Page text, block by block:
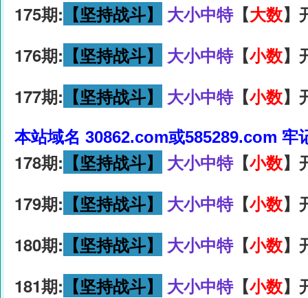
175期: 【坚持战斗】 大小中特【大数】
176期: 【坚持战斗】 大小中特【小数】
177期: 【坚持战斗】 大小中特【小数】
本站域名 30862.com或585289.com 牢
178期: 【坚持战斗】 大小中特【小数】
179期: 【坚持战斗】 大小中特【小数】
180期: 【坚持战斗】 大小中特【小数】
181期: 【坚持战斗】 大小中特【小数】